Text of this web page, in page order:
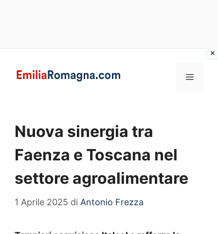
MENU
Nuova sinergia tra
Faenza e Toscana nel
settore agroalimentare
1 Aprile 2025 di Antonio Frezza